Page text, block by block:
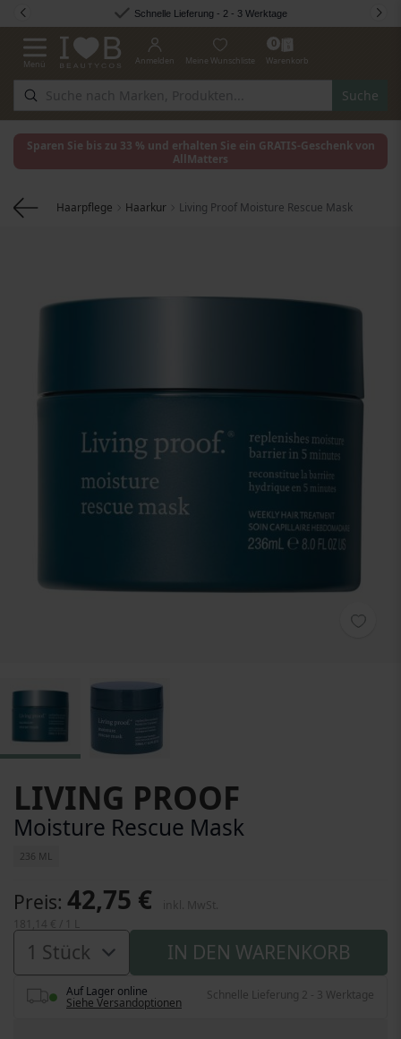
Zum Inhalt springen Schnelle Lieferung - 2 - 3 Werktage
Navigation umschalten
Menü
Suche
Anmelden Meine Wunschliste
0
Warenkorb
Sparen Sie bis zu 33 % und erhalten Sie ein GRATIS-Geschenk von
AllMatters
Haarpflege Haarkur Living Proof Moisture Rescue Mask
LIVING PROOF
Moisture Rescue Mask
236 ML
Preis 42,75 €
IN DEN WARENKORB
Auf Lager online
Siehe Versandoptionen
Schnelle Lieferung 2 - 3 Werktage